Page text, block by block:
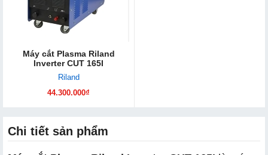
Máy cắt Plasma Riland
Inverter CUT 165I
Riland
44.300.000₫
Chi tiết sản phẩm